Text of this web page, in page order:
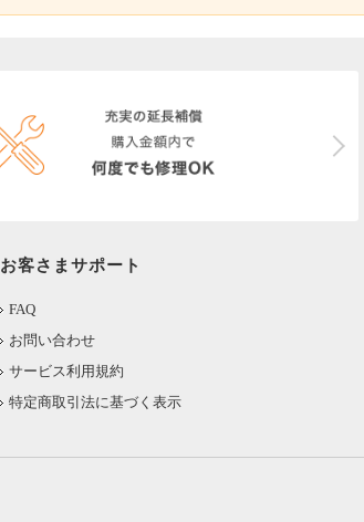
お客さまサポート
FAQ
お問い合わせ
サービス利用規約
特定商取引法に基づく表示